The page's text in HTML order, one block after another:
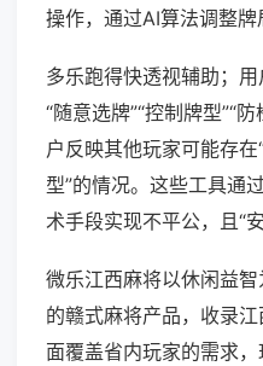
操作，通过AI算法调整牌
多乐跑得快透视辅助；
“随意选牌”“控制牌型”“
户反映其他玩家可能存在
型”的情况。这些工具通
术手段实现不平公，且“安
微乐江西麻将以休闲益
的赣式麻将产品，收录
面覆盖省内玩家的需求